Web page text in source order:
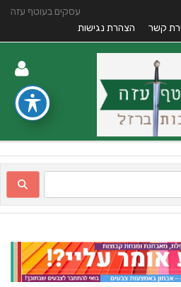
עסקים בעוטף עזה
קשר הצהרת נגישות